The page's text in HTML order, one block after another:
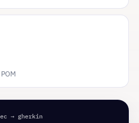
→ gherkin